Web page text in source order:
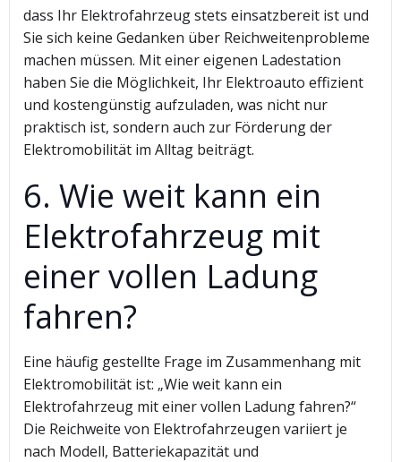
dass Ihr Elektrofahrzeug stets einsatzbereit ist und
Sie sich keine Gedanken über Reichweitenprobleme
machen müssen. Mit einer eigenen Ladestation
haben Sie die Möglichkeit, Ihr Elektroauto effizient
und kostengünstig aufzuladen, was nicht nur
praktisch ist, sondern auch zur Förderung der
Elektromobilität im Alltag beiträgt.
6. Wie weit kann ein
Elektrofahrzeug mit
einer vollen Ladung
fahren?
Eine häufig gestellte Frage im Zusammenhang mit
Elektromobilität ist: „Wie weit kann ein
Elektrofahrzeug mit einer vollen Ladung fahren?“
Die Reichweite von Elektrofahrzeugen variiert je
nach Modell, Batteriekapazität und